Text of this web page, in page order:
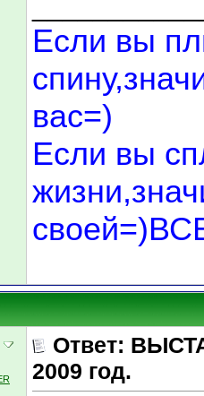
Если вы
вас=)
Если вы
Ответ:
2009 год.